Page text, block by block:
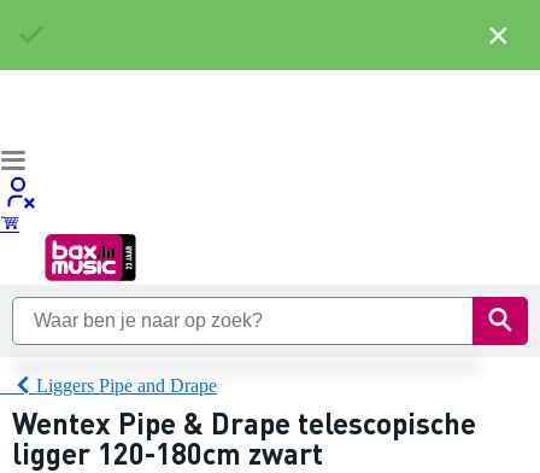
Liggers Pipe and Drape
Wentex Pipe & Drape telescopische
ligger 120-180cm zwart
×